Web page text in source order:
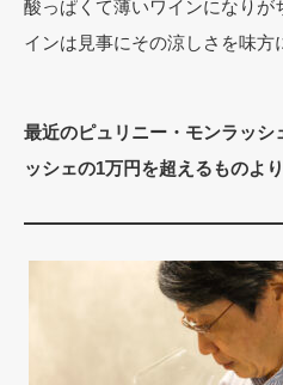
酸っぱくて薄いワインになりが
インは見事にその涼しさを味方
最近のピュリニー・モンラッシ
ッシェの1万円を超えるものよ